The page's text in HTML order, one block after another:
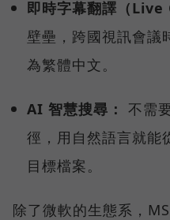
即時字幕翻譯（Live
壁壘，跨國視訊會議
為繁體中文。
AI 智慧搜尋： 不需
徑，用自然語言就能
目標檔案。
除了微軟的生態系，